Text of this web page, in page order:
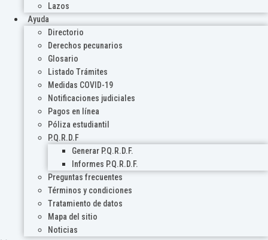
Lazos
Ayuda
Directorio
Derechos pecunarios
Glosario
Listado Trámites
Medidas COVID-19
Notificaciones judiciales
Pagos en línea
Póliza estudiantil
P.Q.R.D.F
Generar P.Q.R.D.F.
Informes P.Q.R.D.F.
Preguntas frecuentes
Términos y condiciones
Tratamiento de datos
Mapa del sitio
Noticias